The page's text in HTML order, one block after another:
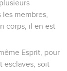
membres,
corps, il en est
Esprit, pour
esclaves, soit